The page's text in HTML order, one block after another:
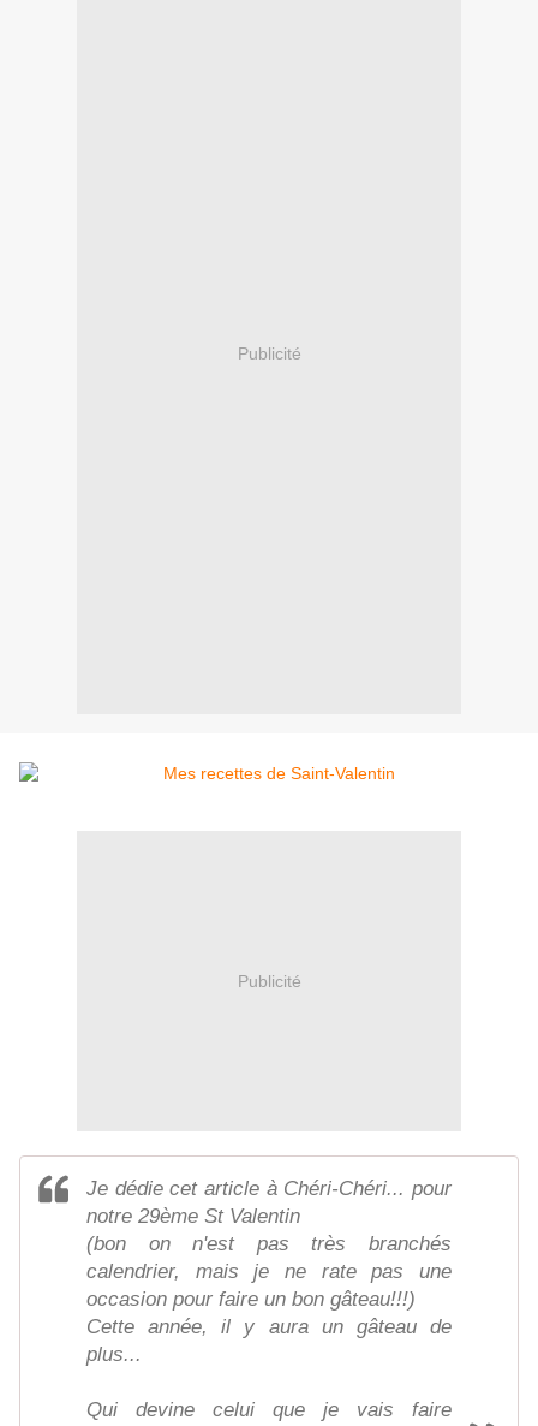
Publicité
Publicité
Je dédie cet article à Chéri-Chéri... pour
notre 29ème St Valentin
(bon on n'est pas très branchés
calendrier, mais je ne rate pas une
occasion pour faire un bon gâteau!!!)
Cette année, il y aura un gâteau de
plus...
Qui devine celui que je vais faire